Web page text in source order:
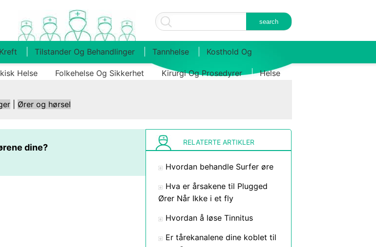
Kreft Tilstander Og Behandlinger Tannhelse Kosthold Og
Helse Folkehelse Og Sikkerhet Kirurgi Og Prosedyrer Helse
Ører og hørsel
dine?
RELATERTE ARTIKLER
Hvordan behandle Surfer øre
Hva er årsakene til Plugged
Ører Når Ikke i et fly
Hvordan å løse Tinnitus
Er tårekanalene dine koblet til